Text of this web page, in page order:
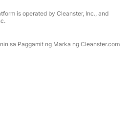
is operated by Cleanster, Inc., and
sa Paggamit ng Marka ng Cleanster.com